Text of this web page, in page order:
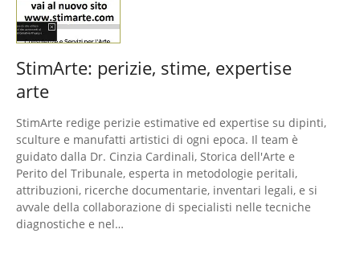
StimArte: perizie, stime, expertise
arte
StimArte redige perizie estimative ed expertise su dipinti,
sculture e manufatti artistici di ogni epoca. Il team è
guidato dalla Dr. Cinzia Cardinali, Storica dell'Arte e
Perito del Tribunale, esperta in metodologie peritali,
attribuzioni, ricerche documentarie, inventari legali, e si
avvale della collaborazione di specialisti nelle tecniche
diagnostiche e nel…